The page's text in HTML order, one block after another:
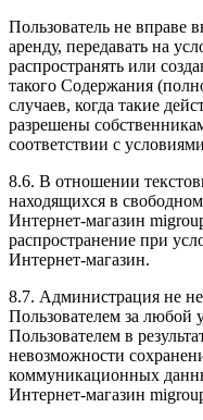
Пользователь не вправе
аренду, передавать на
распространять или
такого Содержания
случаев, когда такие
разрешены
соответствии с
8.6. В отношении
находящихся в
Интернет-магазин
распространение при
Интернет-магазин.
8.7. Администрация не
Пользователем за
Пользователем в
невозможности
коммуникационных
Интернет-магазин